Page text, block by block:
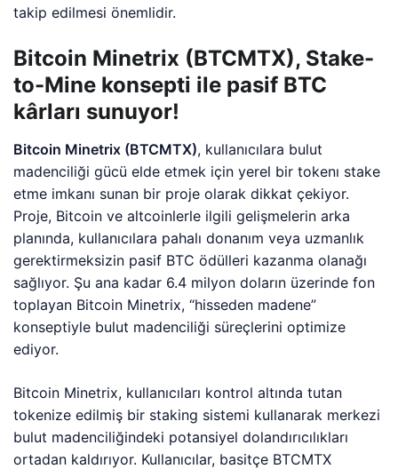
takip edilmesi önemlidir.
Bitcoin Minetrix (BTCMTX), Stake-
to-Mine konsepti ile pasif BTC
kârları sunuyor!
Bitcoin Minetrix (BTCMTX), kullanıcılara bulut
madenciliği gücü elde etmek için yerel bir tokenı stake
etme imkanı sunan bir proje olarak dikkat çekiyor.
Proje, Bitcoin ve altcoinlerle ilgili gelişmelerin arka
planında, kullanıcılara pahalı donanım veya uzmanlık
gerektirmeksizin pasif BTC ödülleri kazanma olanağı
sağlıyor. Şu ana kadar 6.4 milyon doların üzerinde fon
toplayan Bitcoin Minetrix, “hisseden madene”
konseptiyle bulut madenciliği süreçlerini optimize
ediyor.
Bitcoin Minetrix, kullanıcıları kontrol altında tutan
tokenize edilmiş bir staking sistemi kullanarak merkezi
bulut madenciliğindeki potansiyel dolandırıcılıkları
ortadan kaldırıyor. Kullanıcılar, basitçe BTCMTX